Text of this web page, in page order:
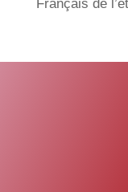
Français de